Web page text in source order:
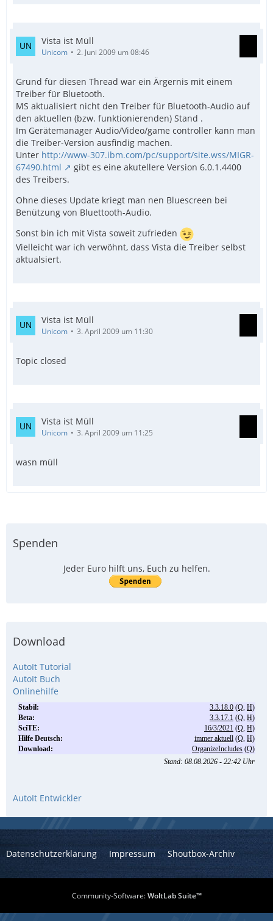
Vista ist Müll
Unicom 2. Juni 2009 um 08:46
Grund für diesen Thread war ein Ärgernis mit einem
Treiber für Bluetooth.
MS aktualisiert nicht den Treiber für Bluetooth-Audio auf
den aktuellen (bzw. funktionierenden) Stand .
Im Gerätemanager Audio/Video/game controller kann man
die Treiber-Version ausfindig machen.
Unter http://www-307.ibm.com/pc/support/site.wss/MIGR-
67490.html
gibt es eine akutellere Version 6.0.1.4400
des Treibers.
Ohne dieses Update kriegt man nen Bluescreen bei
Benützung von Bluettooth-Audio.
Sonst bin ich mit Vista soweit zufrieden
Vielleicht war ich verwöhnt, dass Vista die Treiber selbst
aktualsiert.
Vista ist Müll
Unicom 3. April 2009 um 11:30
Topic closed
Vista ist Müll
Unicom 3. April 2009 um 11:25
wasn müll
Spenden
Jeder Euro hilft uns, Euch zu helfen.
Download
AutoIt Tutorial
AutoIt Buch
Onlinehilfe
AutoIt Entwickler
Datenschutzerklärung Impressum Shoutbox-Archiv
Community-Software:WoltLab Suite™